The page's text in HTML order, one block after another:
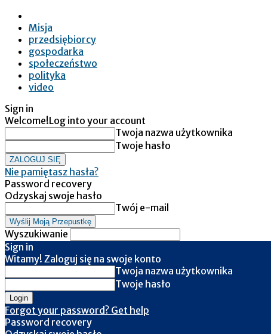
Misja
przedsiębiorcy
gospodarka
społeczeństwo
polityka
video
Sign in
Welcome!Log into your account
Twoja nazwa użytkownika
Twoje hasło
Nie pamiętasz hasła?
Password recovery
Odzyskaj swoje hasło
Twój e-mail
Wyszukiwanie
Sign in
Witamy! Zaloguj się na swoje konto
Twoja nazwa użytkownika
Twoje hasło
Forgot your password? Get help
Password recovery